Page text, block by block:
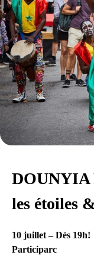
DOUNYIA
les étoiles
10 juillet – Dès 19h!
Participarc